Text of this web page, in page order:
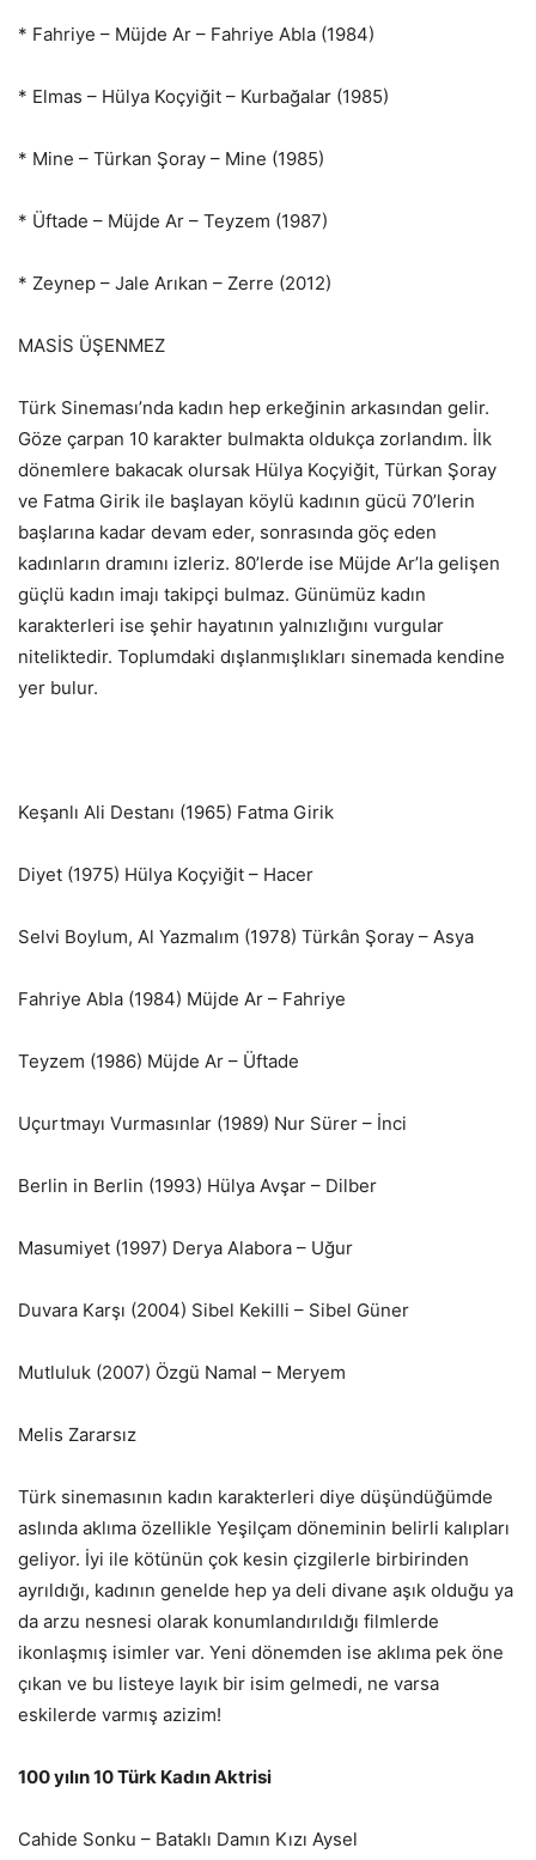
* Fahriye – Müjde Ar – Fahriye Abla (1984)
* Elmas – Hülya Koçyiğit – Kurbağalar (1985)
* Mine – Türkan Şoray – Mine (1985)
* Üftade – Müjde Ar – Teyzem (1987)
* Zeynep – Jale Arıkan – Zerre (2012)
MASİS ÜŞENMEZ
Türk Sineması’nda kadın hep erkeğinin arkasından gelir.
Göze çarpan 10 karakter bulmakta oldukça zorlandım. İlk
dönemlere bakacak olursak Hülya Koçyiğit, Türkan Şoray
ve Fatma Girik ile başlayan köylü kadının gücü 70’lerin
başlarına kadar devam eder, sonrasında göç eden
kadınların dramını izleriz. 80’lerde ise Müjde Ar’la gelişen
güçlü kadın imajı takipçi bulmaz. Günümüz kadın
karakterleri ise şehir hayatının yalnızlığını vurgular
niteliktedir. Toplumdaki dışlanmışlıkları sinemada kendine
yer bulur.
Keşanlı Ali Destanı (1965) Fatma Girik
Diyet (1975) Hülya Koçyiğit – Hacer
Selvi Boylum, Al Yazmalım (1978) Türkân Şoray – Asya
Fahriye Abla (1984) Müjde Ar – Fahriye
Teyzem (1986) Müjde Ar – Üftade
Uçurtmayı Vurmasınlar (1989) Nur Sürer – İnci
Berlin in Berlin (1993) Hülya Avşar – Dilber
Masumiyet (1997) Derya Alabora – Uğur
Duvara Karşı (2004) Sibel Kekilli – Sibel Güner
Mutluluk (2007) Özgü Namal – Meryem
Melis Zararsız
Türk sinemasının kadın karakterleri diye düşündüğümde
aslında aklıma özellikle Yeşilçam döneminin belirli kalıpları
geliyor. İyi ile kötünün çok kesin çizgilerle birbirinden
ayrıldığı, kadının genelde hep ya deli divane aşık olduğu ya
da arzu nesnesi olarak konumlandırıldığı filmlerde
ikonlaşmış isimler var. Yeni dönemden ise aklıma pek öne
çıkan ve bu listeye layık bir isim gelmedi, ne varsa
eskilerde varmış azizim!
100 yılın 10 Türk Kadın Aktrisi
Cahide Sonku – Bataklı Damın Kızı Aysel